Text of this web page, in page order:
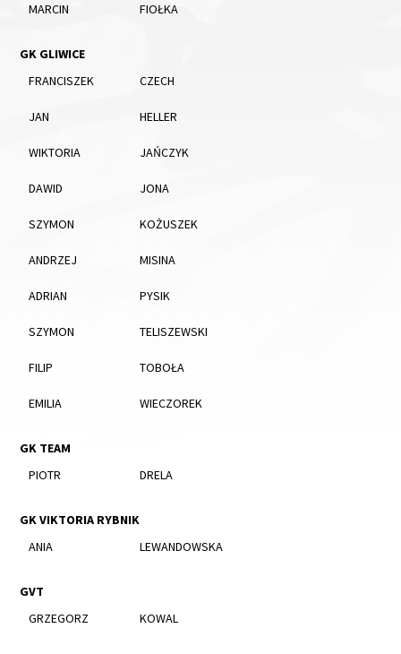
MARCIN
FIOŁKA
GK GLIWICE
FRANCISZEK
CZECH
JAN HELLER
WIKTORIA JAŃCZYK
DAWID JONA
SZYMON KOŻUSZEK
ANDRZEJ MISINA
ADRIAN PYSIK
SZYMON TELISZEWSKI
FILIP TOBOŁA
EMILIA WIECZOREK
GK TEAM
PIOTR
DRELA
GK VIKTORIA RYBNIK
ANIA
LEWANDOWSKA
GVT
GRZEGORZ
KOWAL